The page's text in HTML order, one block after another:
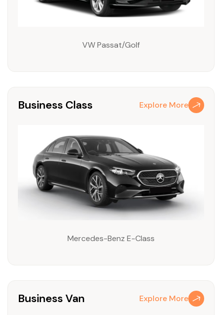
VW Passat/Golf
Business Class Explore More
Mercedes-Benz E-Class
Business Van Explore More